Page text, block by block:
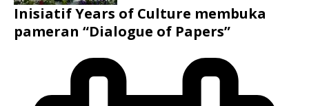
Inisiatif Years of Culture membuka
pameran “Dialogue of Papers”